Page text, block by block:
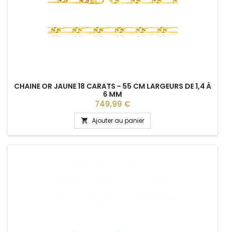
CHAINE OR JAUNE 18 CARATS - 55 CM LARGEURS DE 1,4 À
6 MM
Prix
749,99 €
 Ajouter au panier